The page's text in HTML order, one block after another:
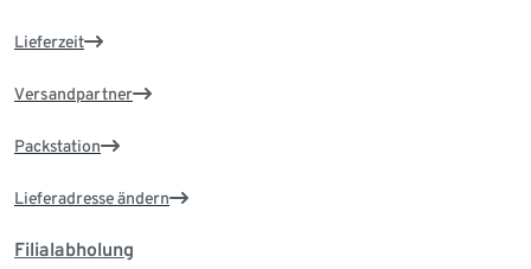
Lieferzeit
Versandpartner
Packstation
Lieferadresse ändern
Filialabholung